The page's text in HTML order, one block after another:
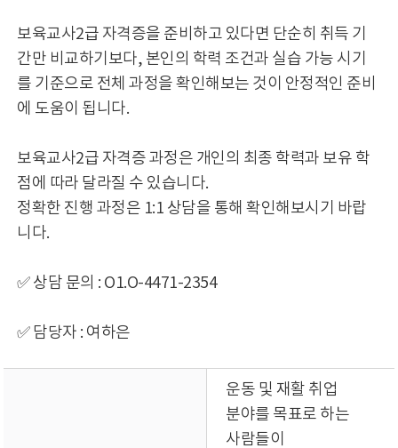
보육교사2급 자격증을 준비하고 있다면 단순히 취득 기
간만 비교하기보다, 본인의 학력 조건과 실습 가능 시기
를 기준으로 전체 과정을 확인해보는 것이 안정적인 준비
에 도움이 됩니다.
보육교사2급 자격증 과정은 개인의 최종 학력과 보유 학
점에 따라 달라질 수 있습니다.
정확한 진행 과정은 1:1 상담을 통해 확인해보시기 바랍
니다.
✅ 상담 문의 : O1.O-4471-2354
✅ 담당자 : 여하은
운동 및 재활 취업
분야를 목표로 하는
사람들이